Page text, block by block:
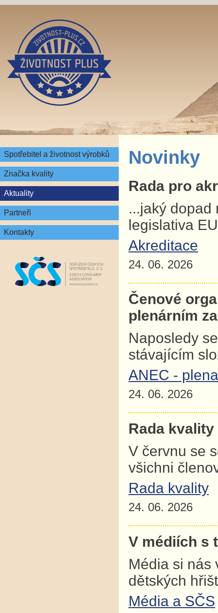
Spotřebitel a životnost výrobků
Značka kvality
Aktuality
Partneři
Kontakty
Novinky
Rada pro
...jaký dopad
legislativa
Akreditace
24. 06. 2026
Čenové
plenárním
Naposledy
stávajícím
ANEC -
24. 06. 2026
Rada
V červnu se
všichni
Rada kvality
24. 06. 2026
V médiích s
Média si nás
dětských
Média a SČS